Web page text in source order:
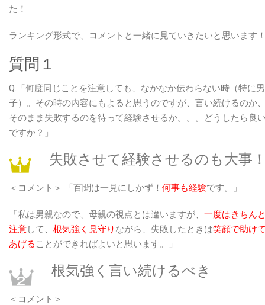
ト
の
態
度
応
い
て」
結
発
た！
ランキング形式で、コメントと一緒に見ていきたいと思います
質問１
Q.「何度同じことを注意しても、なかなか伝わらない時（特に
子）。その時の内容にもよると思うのですが、言い続けるのか
そのまま失敗するのを待って経験させるか。。。どうしたら良
ですか？」
失敗させて経験させるのも大事
＜コメント＞ 「百聞は一見にしかず！ 何事も経験です。」
「私は男親なので、母親の視点とは違いますが、 一度はきちん
注意して、 根気強く見守り ながら、失敗したときは笑顔で助け
あげる ことができればよいと思います。」
根気強く言い続けるべき
＜コメント＞